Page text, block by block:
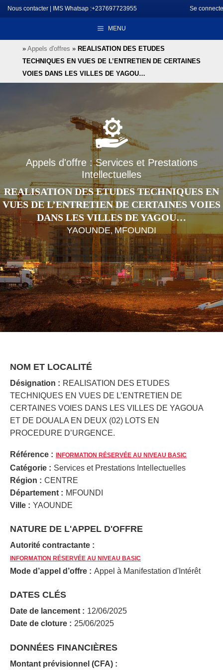
Aller
au
Nous contacter IMS Whatsap :+237697723955 Se
MENU
» Appels d'offres » REALISATION DES ETUDES
TECHNIQUES EN VUES DE L’ENTRETIEN DE CERTAINES
VOIES DANS LES VILLES DE YAGOU…
Appels d'offre : Services et Prestations
Intellectuelles
REALISATION DES ETUDES TECHNIQUES EN
VUES DE L’ENTRETIEN DE CERTAINES VOIES
DANS LES VILLES DE YAGOU…
YAOUNDE, MFOUNDI
NOM ET LOCALITÉ
Désignation : REALISATION DES ETUDES
TECHNIQUES EN VUES DE L’ENTRETIEN DE
CERTAINES VOIES DANS LES VILLES DE YAGOUA
ET DE DOUALA EN DEUX (02) LOTS EN
PROCEDURE D’URGENCE.
Référence : INFORMATION RÉSERVÉE AU NIVEAU BASIC
Catégorie : Services et Prestations Intellectuelles
Région : CENTRE
Département : MFOUNDI
Ville : YAOUNDE
NATURE DE L'APPEL D'OFFRE
Autorité contractante :
INFORMATION RÉSERVÉE AU NIVEAU BASIC
Mode d’appel d’offre : Appel à Manifestation d'Intérêt
DATES CLÉS
Date de lancement : 12/06/2025
Date de cloture : 25/06/2025
DONNÉES FINANCIÈRES
Montant prévisionnel (CFA) :